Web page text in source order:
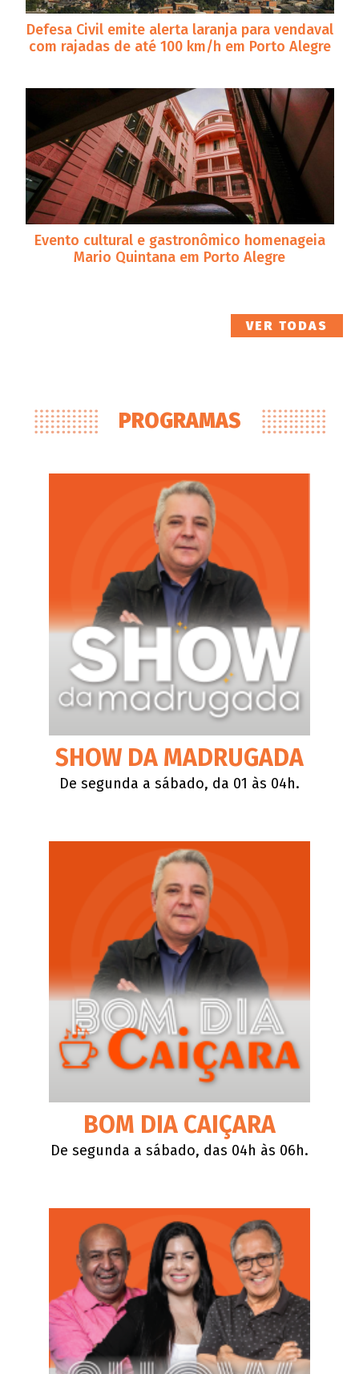
Defesa Civil emite alerta laranja para vendaval
com rajadas de até 100 km/h em Porto Alegre
Evento cultural e gastronômico homenageia
Mario Quintana em Porto Alegre
VER TODAS
PROGRAMAS
SHOW DA MADRUGADA
De segunda a sábado, da 01 às 04h.
BOM DIA CAIÇARA
De segunda a sábado, das 04h às 06h.